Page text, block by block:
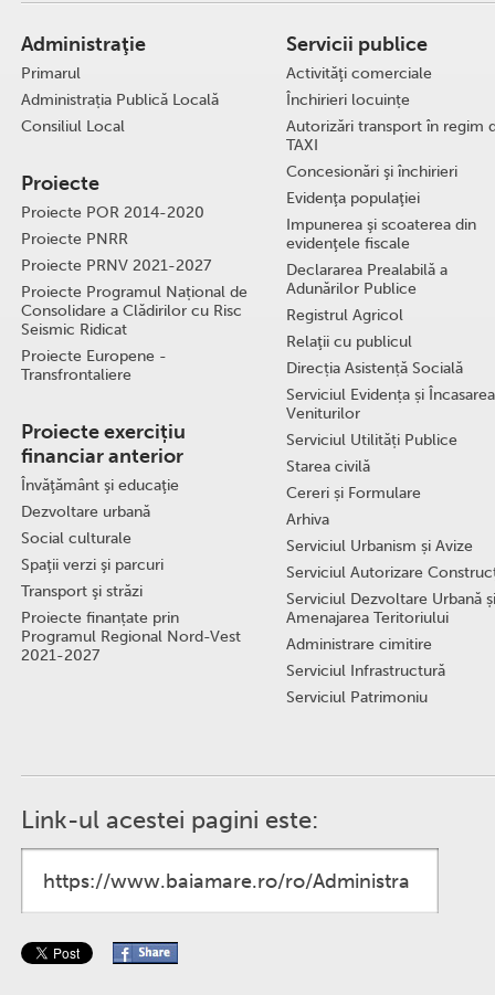
Administraţie
Primarul
Administrația Publică Locală
Consiliul Local
Proiecte
Proiecte POR 2014-2020
Proiecte PNRR
Proiecte PRNV 2021-2027
Proiecte Programul Național de
Consolidare a Clădirilor cu Risc
Seismic Ridicat
Proiecte Europene -
Transfrontaliere
Proiecte exercițiu
financiar anterior
Învăţământ şi educaţie
Dezvoltare urbană
Social culturale
Spaţii verzi şi parcuri
Transport şi străzi
Proiecte finanțate prin
Programul Regional Nord-Vest
2021-2027
Servicii publice
Activităţi comerciale
Închirieri locuințe
Autorizări transport în regim
TAXI
Concesionări şi închirieri
Evidenţa populaţiei
Impunerea şi scoaterea din
evidenţele fiscale
Declararea Prealabilă a
Adunărilor Publice
Registrul Agricol
Relaţii cu publicul
Direcția Asistență Socială
Serviciul Evidența și Încasarea
Veniturilor
Serviciul Utilități Publice
Starea civilă
Cereri și Formulare
Arhiva
Serviciul Urbanism și Avize
Serviciul Autorizare
Serviciul Dezvoltare Urbană și
Amenajarea Teritoriului
Administrare cimitire
Serviciul Infrastructură
Serviciul Patrimoniu
Link-ul acestei pagini este: